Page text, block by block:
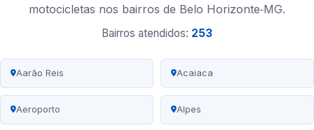
motocicletas nos bairros de Belo Horizonte‑MG.
Bairros atendidos: 253
Aarão Reis Acaiaca
Aeroporto Alpes